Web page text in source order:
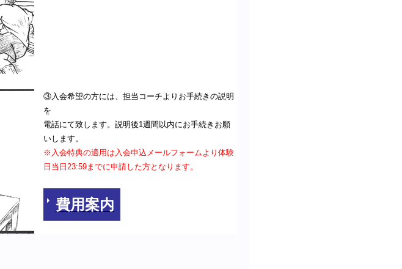
③入会希望の方には、担当コーチよりお手続きの説明
を
電話にて致します。説明後1週間以内にお手続きお願
いします。
※入会特典の適用は入会申込メールフォームより体験
日当日23:59までに申請した方となります。
費用案内